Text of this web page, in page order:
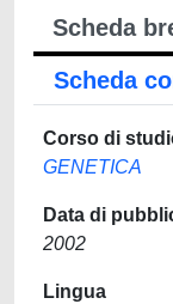
Scheda
Scheda
Corso di
GENETICA
Data di
2002
Lingua